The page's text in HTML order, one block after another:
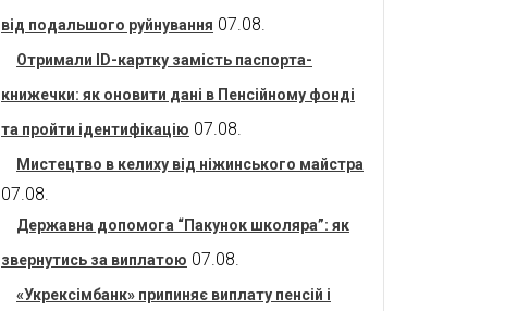
від подальшого руйнування 07.08.
Отримали ID-картку замість паспорта-
книжечки: як оновити дані в Пенсійному фонді
та пройти ідентифікацію 07.08.
Мистецтво в келиху від ніжинського майстра
07.08.
Державна допомога “Пакунок школяра”: як
звернутись за виплатою 07.08.
«Укрексімбанк» припиняє виплату пенсій і